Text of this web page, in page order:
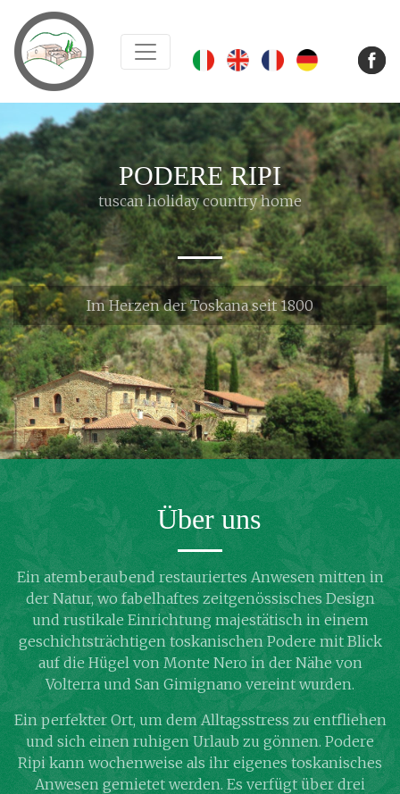
PODERE RIPI
tuscan holiday country home
Im Herzen der Toskana seit 1800
Über uns
Ein atemberaubend restauriertes Anwesen mitten in
der Natur, wo fabelhaftes zeitgenössisches Design
und rustikale Einrichtung majestätisch in einem
geschichtsträchtigen toskanischen Podere mit Blick
auf die Hügel von Monte Nero in der Nähe von
Volterra und San Gimignano vereint wurden.
Ein perfekter Ort, um dem Alltagsstress zu entfliehen
und sich einen ruhigen Urlaub zu gönnen. Podere
Ripi kann wochenweise als ihr eigenes toskanisches
Anwesen gemietet werden. Es verfügt über drei